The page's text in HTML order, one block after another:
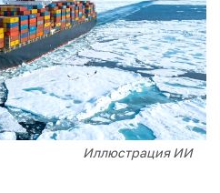
Иллюстрация ИИ